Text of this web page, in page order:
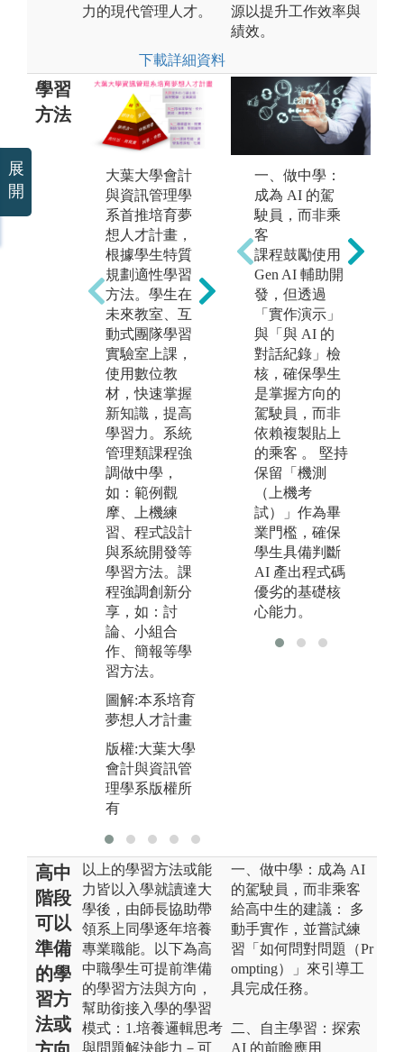
力的現代管理人才。
下載詳細資料
源以提升工作效率與
績效。
學習
方法
大葉大學會計
與資訊管理學
系首推培育夢
想人才計畫，
根據學生特質
規劃適性學習
方法。學生在
未來教室、互
動式團隊學習
實驗室上課，
使用數位教
材，快速掌握
新知識，提高
學習力。系統
管理類課程強
調做中學，
如：範例觀
摩、上機練
習、程式設計
與系統開發等
學習方法。課
程強調創新分
享，如：討
論、小組合
作、簡報等學
習方法。
圖解:本系培育
夢想人才計畫
版權:大葉大學
會計與資訊管
理學系版權所
有
大一－運算思
維、人工智慧
紮根課程、會
計管理紮根課
程、社團活動
等。
圖解:新生啟發
營
版權:大葉大學
會計與資訊管
理學系版權所
有
一、做中學：
成為 AI 的駕
駛員，而非乘
客
課程鼓勵使用
Gen AI 輔助開
發，但透過
「實作演示」
與「與 AI 的
對話紀錄」檢
核，確保學生
是掌握方向的
駕駛員，而非
依賴複製貼上
的乘客 。 堅持
保留「機測
（上機考
試）」作為畢
業門檻，確保
學生具備判斷
AI 產出程式碼
優劣的基礎核
心能力。
高中
階段
可以
準備
的學
習方
法或
以上的學習方法或能
力皆以入學就讀達大
學後，由師長協助帶
領系上同學逐年培養
專業職能。以下為高
中職學生可提前準備
的學習方法與方向，
幫助銜接入學的學習
模式：1.培養邏輯思考
與問題解決能力－可
一、做中學：成為 AI
的駕駛員，而非乘客
給高中生的建議： 多
動手實作，並嘗試練
習「如何問對問題（Pr
ompting）」來引導工
具完成任務。
二、自主學習：探索
AI 的前瞻應用
展
開